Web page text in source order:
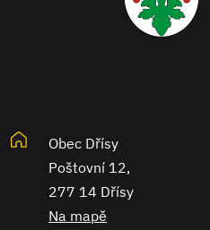
Obec Dřísy
Poštovní 12,
277 14 Dřísy
Na mapě